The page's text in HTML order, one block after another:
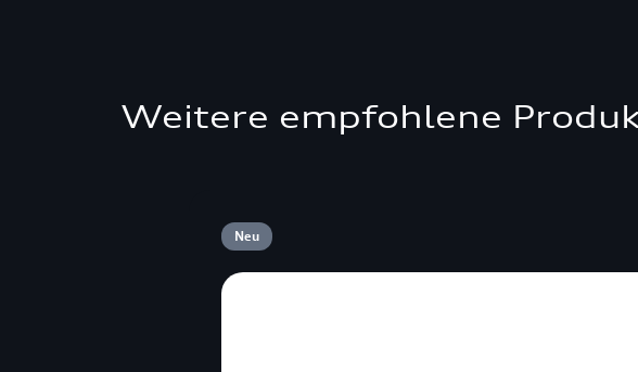
Weitere empfohlene
Neu